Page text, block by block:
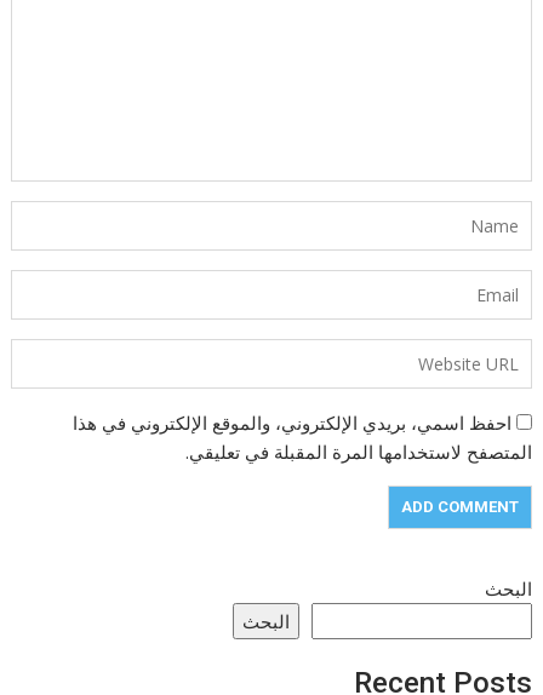
احفظ اسمي، بريدي الإلكتروني، والموقع الإلكتروني في هذا
المتصفح لاستخدامها المرة المقبلة في تعليقي.
البحث
البحث
Recent Posts